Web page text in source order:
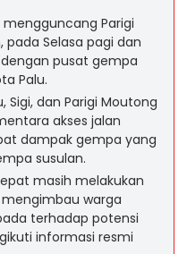
Parigi
pada Selasa pagi dan
dengan pusat gempa
Palu.
Sigi, dan Parigi Moutong
akses jalan
dampak gempa yang
susulan.
masih melakukan
warga
terhadap potensi
informasi resmi